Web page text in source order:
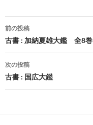
投
稿
ナ
ビ
ゲ
ー
前の投稿
古書 : 加納夏雄大鑑 全8巻
次の投稿
古書 : 国広大鑑